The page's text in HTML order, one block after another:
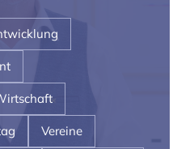
Vereine